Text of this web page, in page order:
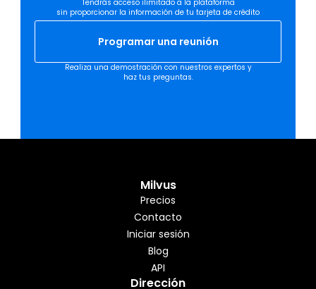
Tendrás acceso ilimitado a la plataforma
sin proporcionar la información de tu tarjeta de crédito
Programar una reunión
Realiza una demostración con nuestros expertos y
haz tus preguntas.
Milvus
Precios
Contacto
Iniciar sesión
Blog
API
Dirección